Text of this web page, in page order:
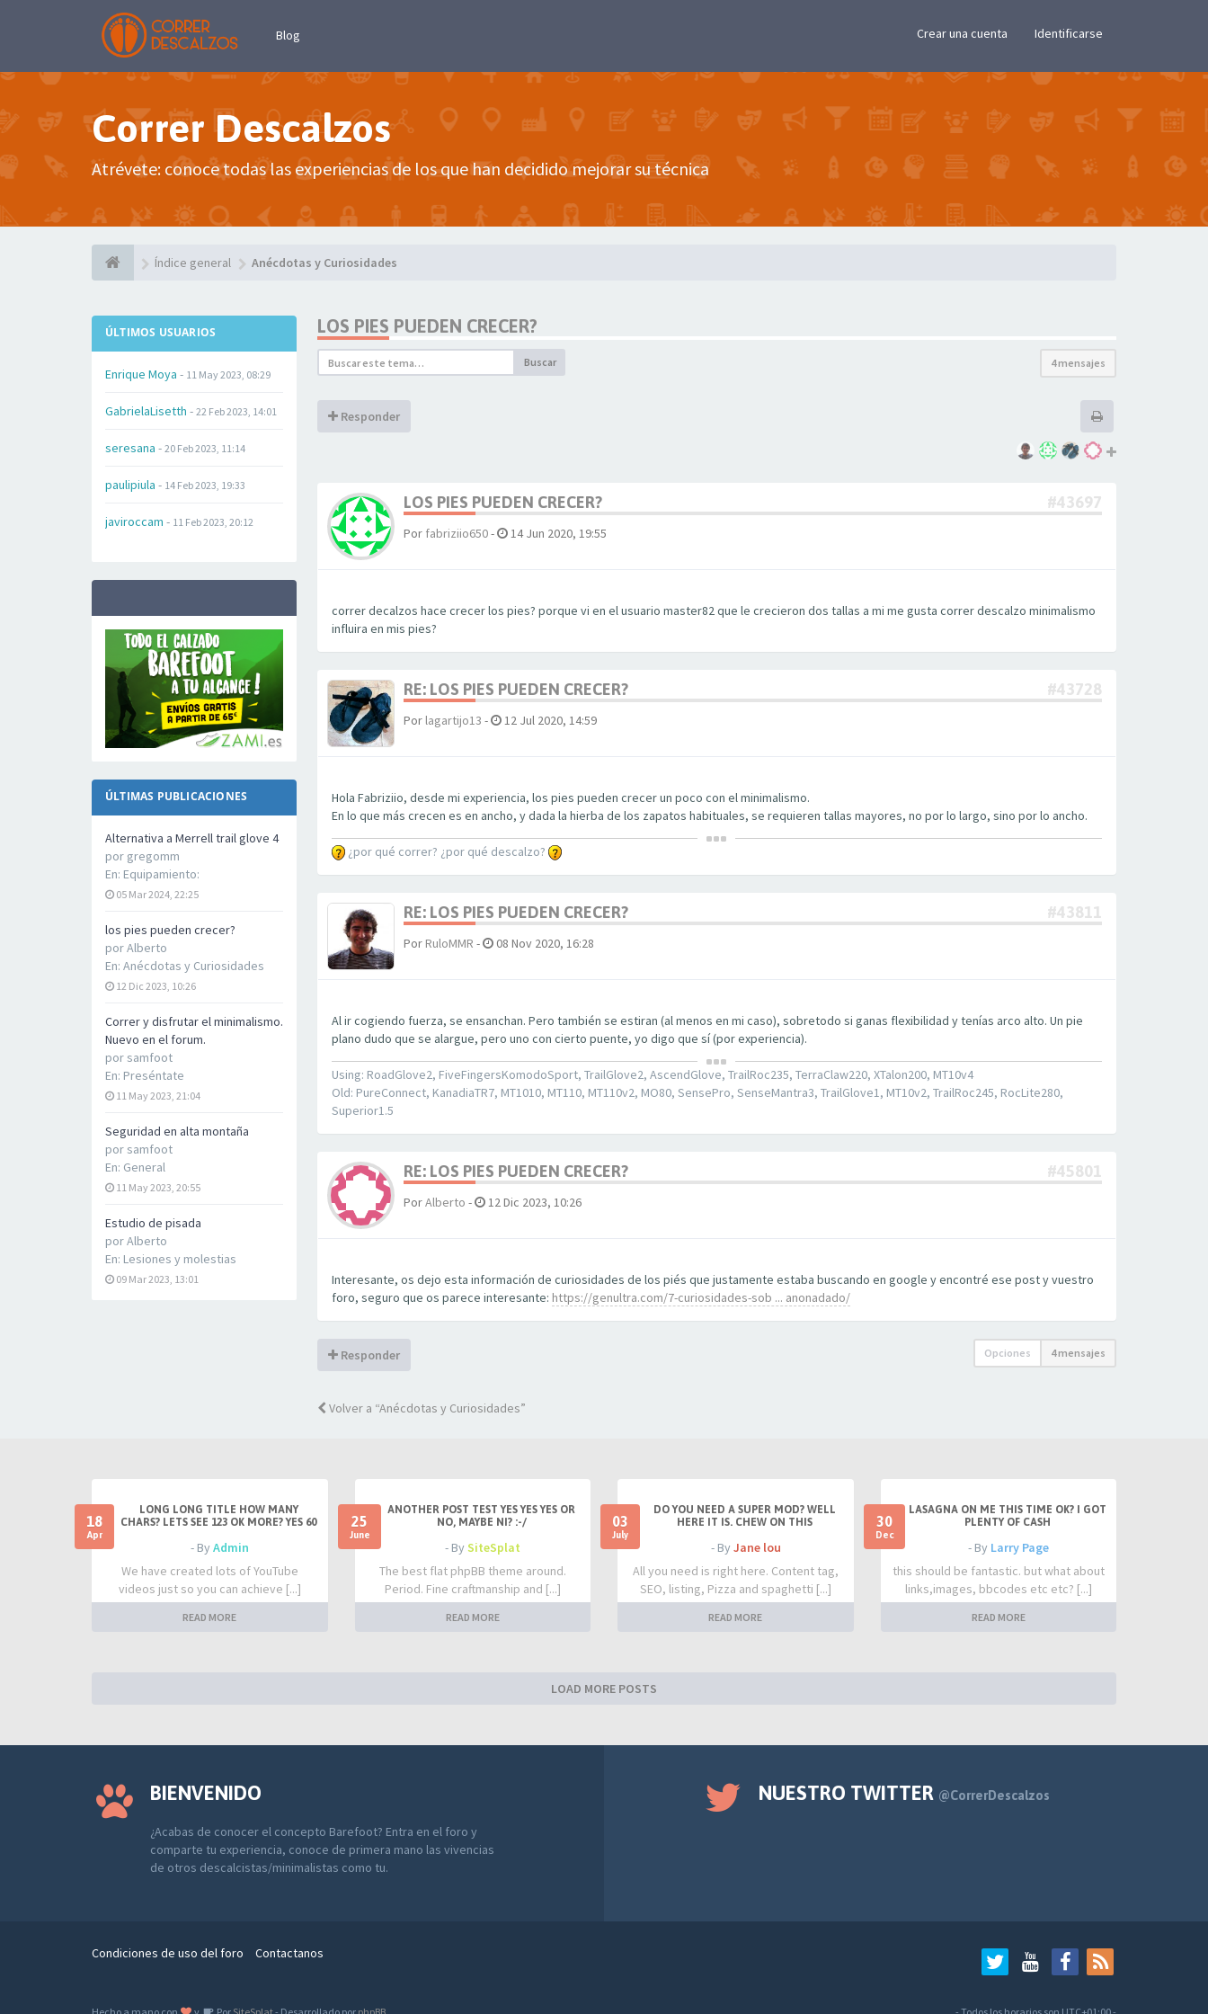
Blog Crear una cuenta Identificarse
Correr Descalzos
Atrévete: conoce todas las experiencias de los que han decidido mejorar su técnica
Índice general Anécdotas y Curiosidades
ÚLTIMOS USUARIOS
Enrique Moya - 11 May 2023, 08:29
GabrielaLisetth - 22 Feb 2023, 14:01
seresana - 20 Feb 2023, 11:14
paulipiula - 14 Feb 2023, 19:33
javiroccam - 11 Feb 2023, 20:12
ÚLTIMAS PUBLICACIONES
Alternativa a Merrell trail glove 4
por gregomm
En: Equipamiento:
05 Mar 2024, 22:25
los pies pueden crecer?
porAlberto
En: Anécdotas y Curiosidades
12 Dic 2023, 10:26
Correr y disfrutar el minimalismo.
Nuevo en el forum.
por samfoot
En: Preséntate
11 May 2023, 21:04
Seguridad en alta montaña
por samfoot
En: General
11 May 2023, 20:55
Estudio de pisada
porAlberto
En: Lesiones y molestias
09 Mar 2023, 13:01
LOS PIES PUEDEN CRECER?
Buscar 4 mensajes
Responder
LOS PIES PUEDEN CRECER? #43697
Por fabriziio650- 14 Jun 2020, 19:55
correr decalzos hace crecer los pies? porque vi en el usuario master82 que le crecieron dos tallas a mi me gusta correr descalzo minimalismo
influira en mis pies?
RE: LOS PIES PUEDEN CRECER? #43728
Por lagartijo13 - 12 Jul 2020, 14:59
Hola Fabriziio, desde mi experiencia, los pies pueden crecer un poco con el minimalismo.
En lo que más crecen es en ancho, y dada la hierba de los zapatos habituales, se requieren tallas mayores, no por lo largo, sino por lo ancho.
¿por qué correr? ¿por qué descalzo?
RE: LOS PIES PUEDEN CRECER? #43811
Por RuloMMR - 08 Nov 2020, 16:28
Al ir cogiendo fuerza, se ensanchan. Pero también se estiran (al menos en mi caso), sobretodo si ganas flexibilidad y tenías arco alto. Un pie
plano dudo que se alargue, pero uno con cierto puente, yo digo que sí (por experiencia).
Using: RoadGlove2, FiveFingersKomodoSport, TrailGlove2, AscendGlove, TrailRoc235, TerraClaw220, XTalon200, MT10v4
Old: PureConnect, KanadiaTR7, MT1010, MT110, MT110v2, MO80, SensePro, SenseMantra3, TrailGlove1, MT10v2, TrailRoc245, RocLite280,
Superior1.5
RE: LOS PIES PUEDEN CRECER? #45801
PorAlberto - 12 Dic 2023, 10:26
Interesante, os dejo esta información de curiosidades de los piés que justamente estaba buscando en google y encontré ese post y vuestro
foro, seguro que os parece interesante: https://genultra.com/7-curiosidades-sob ... anonadado/
Responder Opciones 4 mensajes
Volver a “Anécdotas y Curiosidades”
18
Apr
LONG LONG TITLE HOW MANY
CHARS? LETS SEE 123 OK MORE? YES 60
- ByAdmin
We have created lots of YouTube
videos just so you can achieve [...]
READ MORE
25
June
ANOTHER POST TEST YES YES YES OR
NO, MAYBE NI? :-/
- BySiteSplat
The best flat phpBB theme around.
Period. Fine craftmanship and [...]
READ MORE
03
July
DO YOU NEED A SUPER MOD? WELL
HERE IT IS. CHEW ON THIS
- By Jane lou
All you need is right here. Content tag,
SEO, listing, Pizza and spaghetti [...]
READ MORE
30
Dec
LASAGNA ON ME THIS TIME OK? I GOT
PLENTY OF CASH
- By Larry Page
this should be fantastic. but what about
links,images, bbcodes etc etc? [...]
READ MORE
LOAD MORE POSTS
BIENVENIDO
¿Acabas de conocer el concepto Barefoot? Entra en el foro y
comparte tu experiencia, conoce de primera mano las vivencias
de otros descalcistas/minimalistas como tu.
NUESTRO TWITTER @CorrerDescalzos
Condiciones de uso del foro Contactanos